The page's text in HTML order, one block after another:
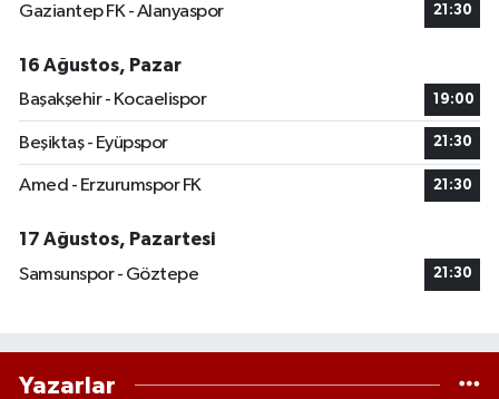
Gaziantep FK - Alanyaspor 21:30
16 Ağustos, Pazar
Başakşehir - Kocaelispor
19:00
Beşiktaş - Eyüpspor 21:30
Amed - Erzurumspor FK 21:30
17 Ağustos, Pazartesi
Samsunspor - Göztepe
21:30
Yazarlar